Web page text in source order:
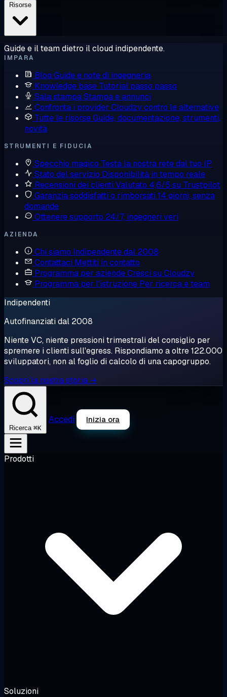
Guide e il team dietro il cloud indipendente.
IMPARA
Blog Guide e note di ingegneria
Knowledge base Tutorial passo passo
Sala stampaStampa e annunci
Confronta i provider Cloudzy contro le alternative
Tutte le risorseGuide, documentazione, strumenti,
novità
STRUMENTI E FIDUCIA
Specchio magico Testa la nostra rete dal tuo IP
Stato del servizio Disponibilità in tempo reale
Recensioni dei clienti Valutato 4,6/5 su Trustpilot
Garanzia soddisfatti o rimborsati 14 giorni, senza
domande
Ottenere supporto 24/7, ingegneri veri
AZIENDA
Chi siamo Indipendente dal 2008
Contattaci Mettiti in contatto
Programma per aziendeCresci su Cloudzy
Programma per l'istruzione Per ricerca e team
Indipendenti
Autofinanziati dal 2008
Niente VC, niente pressioni trimestrali del consiglio per
spremere i clienti sull'egress. Rispondiamo a oltre 122.000
sviluppatori, non al foglio di calcolo di una capogruppo.
Scopri la nostra storia →
Ricerca ⌘K
Accedi Inizia ora
Prodotti
Soluzioni